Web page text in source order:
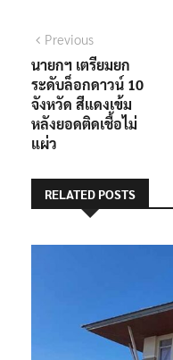
แนะแนว
เรื่อง
PreviousPrevious
post:
นายกฯ เตรียมยก
ระดับล็อกดาวน์ 10
จังหวัด สีแดงเข้ม
หลังยอดติดเชื้อไม่
แผ่ว
RELATED POSTS